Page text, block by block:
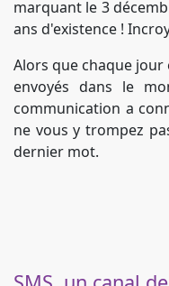
marquant le 3
ans d'existence !
Alors que chaque jour
envoyés dans le
communication a
ne vous y trompez
dernier mot.